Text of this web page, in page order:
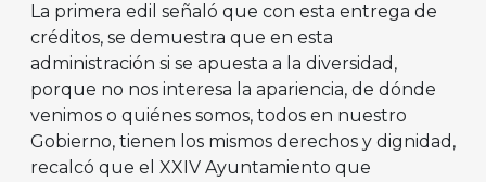
La primera edil señaló que con esta entrega de
créditos, se demuestra que en esta
administración si se apuesta a la diversidad,
porque no nos interesa la apariencia, de dónde
venimos o quiénes somos, todos en nuestro
Gobierno, tienen los mismos derechos y dignidad,
recalcó que el XXIV Ayuntamiento que